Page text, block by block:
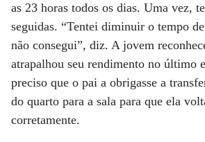
as 23 horas todos os dias. Uma vez,
seguidas. “Tentei diminuir o tempo
não consegui”, diz. A jovem
atrapalhou seu rendimento no último
preciso que o pai a obrigasse a
do quarto para a sala para que ela
corretamente.